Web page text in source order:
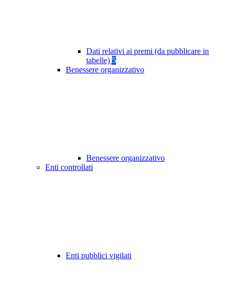
Dati relativi ai premi (da pubblicare in
tabelle) 5
Benessere organizzativo
Benessere organizzativo
Enti controllati
Enti pubblici vigilati